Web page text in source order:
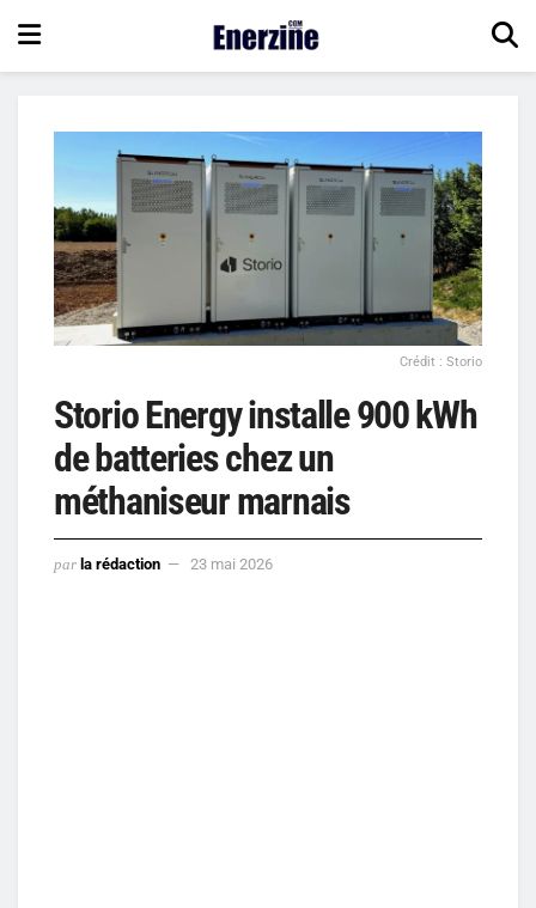
Crédit : Storio
Storio Energy installe 900 kWh
de batteries chez un
méthaniseur marnais
par la rédaction 23 mai 2026